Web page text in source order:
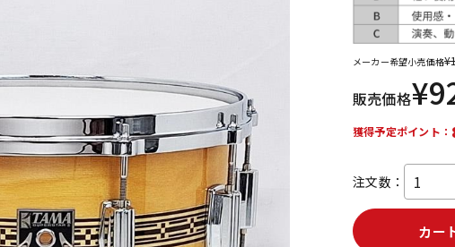
レコーデ
グ機器
メーカー希望小売価格¥
販売価格¥
獲得予定ポイント：
注文数：
カー